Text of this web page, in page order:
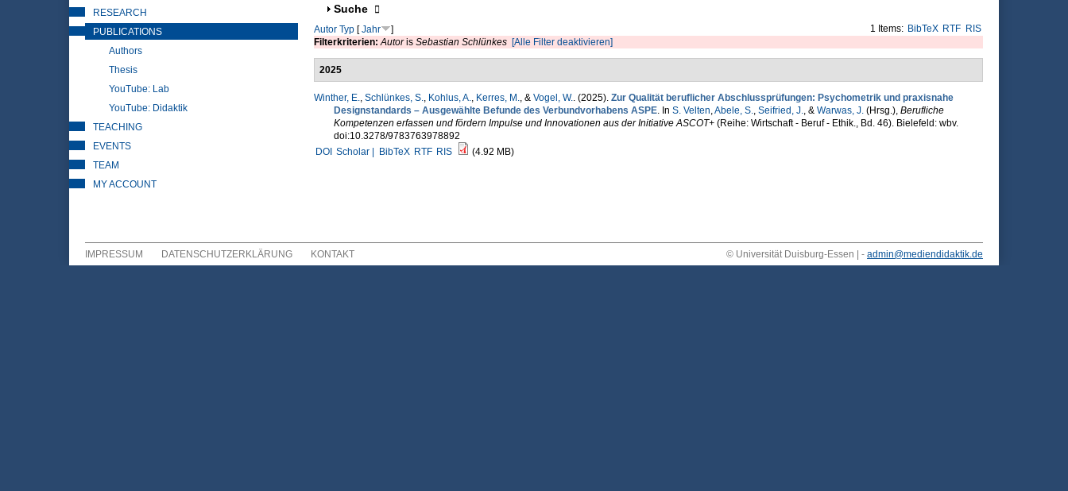
Anzeigen
Suche
1 Items: BibTeX RTF RIS
Autor Typ[Jahr
]
Filterkriterien:Autoris Sebastian Schlünkes [Alle Filter deaktivieren]
2025
Winther, E., Schlünkes, S., Kohlus, A., Kerres, M., & Vogel, W.. (2025). Zur Qualität beruflicher Abschlussprüfungen: Psychometrik und praxisnahe
Designstandards – Ausgewählte Befunde des Verbundvorhabens ASPE. In S. Velten,Abele, S., Seifried, J., & Warwas, J.(Hrsg.), Berufliche
Kompetenzen erfassen und fördern Impulse und Innovationen aus der Initiative ASCOT+(Reihe: Wirtschaft - Beruf - Ethik., Bd. 46). Bielefeld: wbv.
doi:10.3278/9783763978892
DOI Scholar | BibTeX RTF RIS (4.92 MB)
RESEARCH
PUBLICATIONS
Authors
Thesis
YouTube: Lab
YouTube: Didaktik
TEACHING
EVENTS
TEAM
MY ACCOUNT
IMPRESSUM DATENSCHUTZERKLÄRUNG KONTAKT © Universität Duisburg-Essen | - admin@mediendidaktik.de